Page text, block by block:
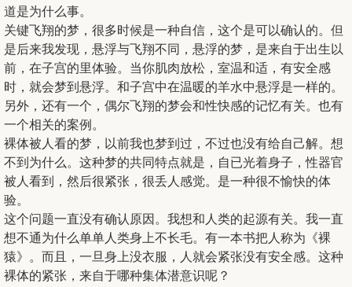
道是为什么事。
关键飞翔的梦，很多时候是一种自信，这个是可以确认的。但
是后来我发现，悬浮与飞翔不同，悬浮的梦，是来自于出生以
前，在子宫的里体验。当你肌肉放松，室温和适，有安全感
时，就会梦到悬浮。和子宫中在温暖的羊水中悬浮是一样的。
另外，还有一个，偶尔飞翔的梦会和性快感的记忆有关。也有
一个相关的案例。
裸体被人看的梦，以前我也梦到过，不过也没有给自己解。想
不到为什么。这种梦的共同特点就是，自已光着身子，性器官
被人看到，然后很紧张，很丢人感觉。是一种很不愉快的体
验。
这个问题一直没有确认原因。我想和人类的起源有关。我一直
想不通为什么单单人类身上不长毛。有一本书把人称为《裸
猿》。而且，一旦身上没衣服，人就会紧张没有安全感。这种
裸体的紧张，来自于哪种集体潜意识呢？